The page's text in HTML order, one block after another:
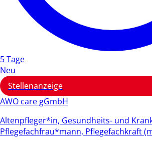
5 Tage
Neu
Stellenanzeige
AWO care gGmbH
Altenpfleger*in, Gesundheits- und
Pflegefachfrau*mann, Pflegefachkraft